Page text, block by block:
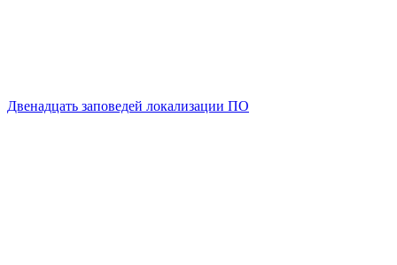
Двенадцать заповедей локализации ПО